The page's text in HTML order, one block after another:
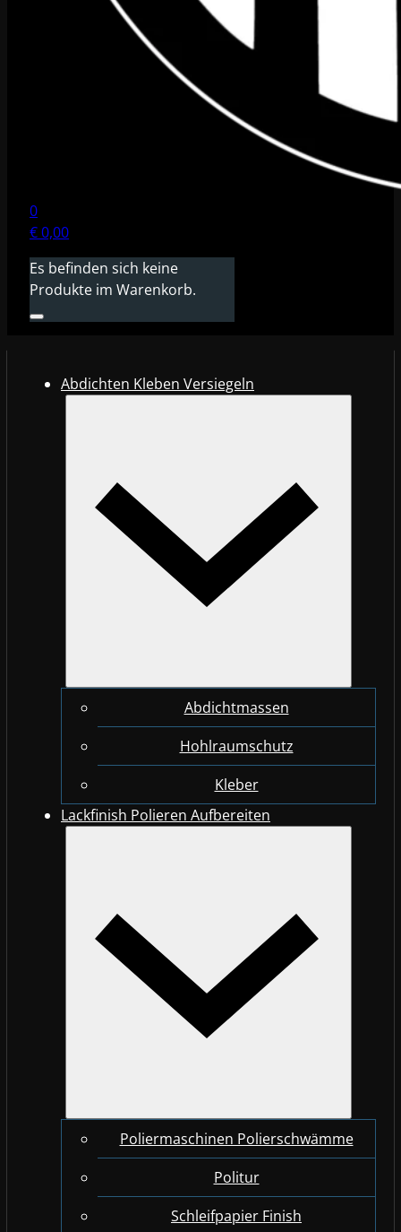
0
€0,00
Es befinden sich keine
Produkte im Warenkorb.
Abdichten Kleben Versiegeln
Abdichtmassen
Hohlraumschutz
Kleber
Lackfinish Polieren Aufbereiten
Poliermaschinen Polierschwämme
Politur
Schleifpapier Finish